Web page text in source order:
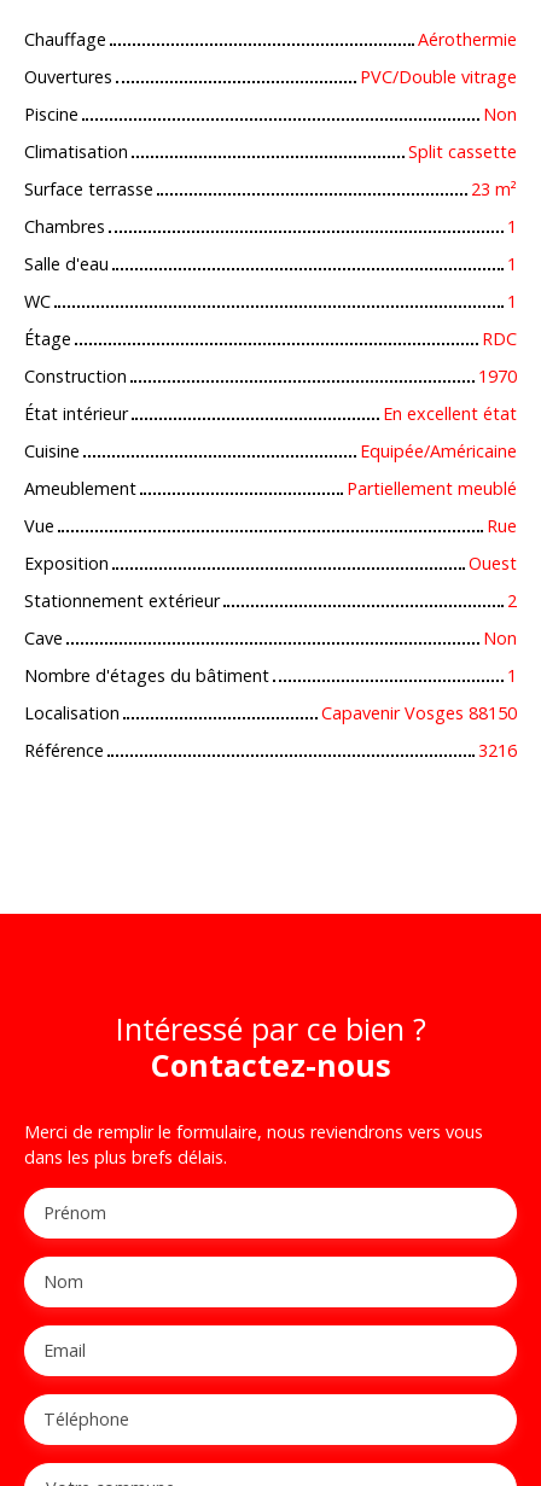
Chauffage
Aérothermie
Ouvertures
PVC/Double vitrage
Piscine
Non
Climatisation
Split cassette
Surface terrasse
23 m²
Chambres
1
Salle d'eau
1
WC
1
Étage
RDC
Construction
1970
État intérieur
En excellent état
Cuisine
Equipée/Américaine
Ameublement
Partiellement meublé
Vue
Rue
Exposition
Ouest
Stationnement extérieur
2
Cave
Non
Nombre d'étages du bâtiment
1
Localisation
Capavenir Vosges 88150
Référence
3216
Intéressé par ce bien ?
Contactez-nous
Merci de remplir le formulaire, nous reviendrons vers vous
dans les plus brefs délais.
Prénom
Nom
Email
Téléphone